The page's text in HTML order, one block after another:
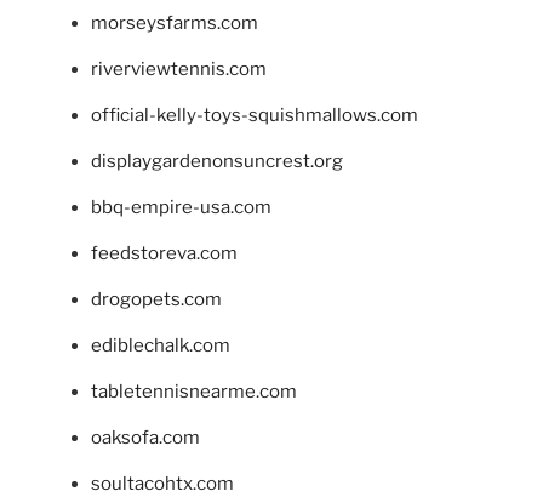
morseysfarms.com
riverviewtennis.com
official-kelly-toys-squishmallows.com
displaygardenonsuncrest.org
bbq-empire-usa.com
feedstoreva.com
drogopets.com
ediblechalk.com
tabletennisnearme.com
oaksofa.com
soultacohtx.com